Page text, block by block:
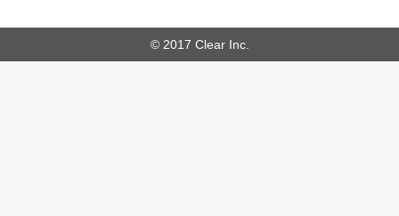
© 2017 Clear Inc.